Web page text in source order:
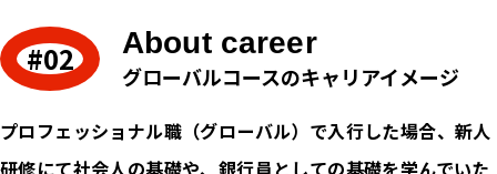
About career
グローバルコースのキャリアイメージ
プロフェッショナル職（グローバル）で入行した場合、新人